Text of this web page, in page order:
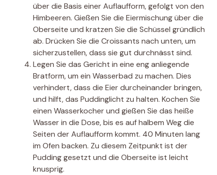
über die Basis einer Auflaufform, gefolgt von den
Himbeeren. Gießen Sie die Eiermischung über die
Oberseite und kratzen Sie die Schüssel gründlich
ab. Drücken Sie die Croissants nach unten, um
sicherzustellen, dass sie gut durchnässt sind.
Legen Sie das Gericht in eine eng anliegende
Bratform, um ein Wasserbad zu machen. Dies
verhindert, dass die Eier durcheinander bringen,
und hilft, das Puddinglicht zu halten. Kochen Sie
einen Wasserkocher und gießen Sie das heiße
Wasser in die Dose, bis es auf halbem Weg die
Seiten der Auflaufform kommt. 40 Minuten lang
im Ofen backen. Zu diesem Zeitpunkt ist der
Pudding gesetzt und die Oberseite ist leicht
knusprig.